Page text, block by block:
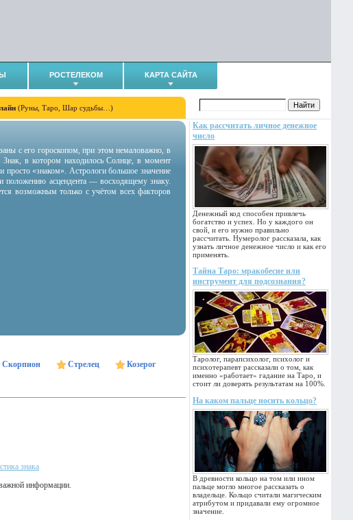
РОСТЕЛЕКОМ КАРТА САЙТА
(Руны, Таро, Шар судьбы…)
Как рассчитать личное денежное
число
Денежный код способен привлечь
богатство и успех. Но у каждого он
свой, и его нужно правильно
рассчитать. Нумеролог рассказала, как
узнать личное денежное число и как его
применять.
Тайна Таро: мракобесие или
инструмент для подсознания?
Таролог, парапсихолог, психолог и
психотерапевт рассказали о том, как
именно «работает» гадание на Таро, и
стоит ли доверять результатам на 100%.
На каком пальце носить кольцо?
В древности кольцо на том или ином
пальце могло многое рассказать о
владельце. Кольцо считали магическим
атрибутом и придавали ему огромное
значение.
с его гороскопом, при этом немаловажно, в
Знак, в котором находилось Солнце, в момент
просто «знаком». Астрологи большое значение
асцендента — восходящему знаку.
возможным только с учётом всех факторов
Скорпион Стрелец
Козерог
знака
информации.